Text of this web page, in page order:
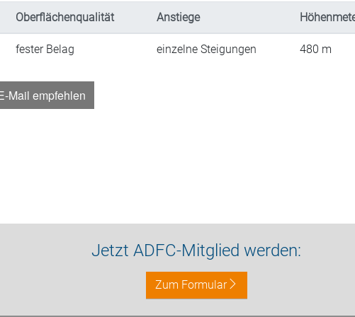
Oberflächenqualität Anstiege
fester Belag einzelne Steigungen 480 m
Mail empfehlen
Jetzt ADFC-Mitglied werden:
Zum Formular